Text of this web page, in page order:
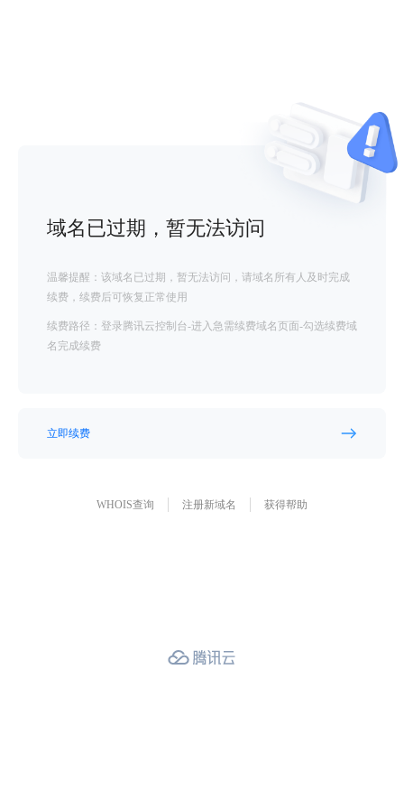
域名已过期，暂无法访问
温馨提醒：该域名已过期，暂无法访问，请域名所有人及时完成
续费，续费后可恢复正常使用
续费路径：登录腾讯云控制台-进入急需续费域名页面-勾选续费域
名完成续费
立即续费
WHOIS查询 注册新域名 获得帮助